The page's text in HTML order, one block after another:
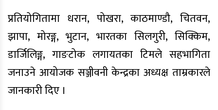
प्रतियोगितामा धरान, पोखरा, काठमाण्डौ, चितवन,
झापा, मोरङ्ग, भुटान, भारतका सिलगुरी, सिक्किम,
डार्जिलिङ्ग, गाङटोक लगायतका टिमले सहभागिता
जनाउने आयोजक सञ्जीवनी केन्द्रका अध्यक्ष ताम्रकारले
जानकारी दिए ।